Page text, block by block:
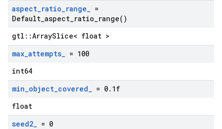
aspect_ratio_range_ =
Default_aspect_ratio_range( )
gtl::ArraySlice< float >
max_attempts_ = 100
int64
min_object_covered_ = 0. 1f
float
seed2_ = 0